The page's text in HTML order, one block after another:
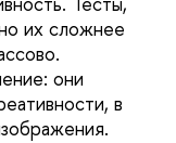
их сложнее
они
в